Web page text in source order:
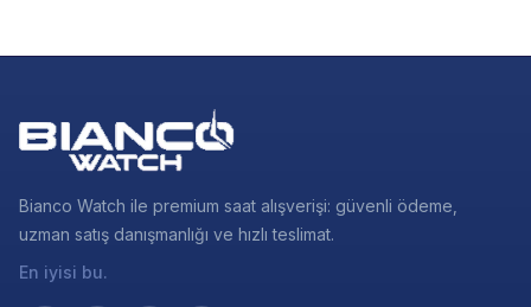
Bianco Watch ile premium saat alışverişi: güvenli ödeme,
uzman satış danışmanlığı ve hızlı teslimat.
En iyisi bu.